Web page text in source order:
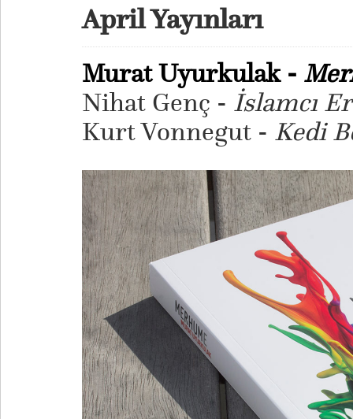
April Yayınları
Murat Uyurkulak -
Nihat Genç - İslamcı
Kurt Vonnegut - Kedi